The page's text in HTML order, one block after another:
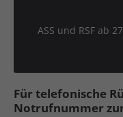
ASS und RSF ab
Für telefonische
Notrufnummer